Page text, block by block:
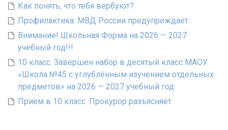
Как понять, что тебя вербуют?
Профилактика: МВД России предупреждает
Внимание! Школьная Форма на 2026 — 2027
учебный год!!!
10 класс. Завершён набор в десятый класс МАОУ
«Школа №45 с углублённым изучением отдельных
предметов» на 2026 — 2027 учебный год
Прием в 10 класс. Прокурор разъясняет